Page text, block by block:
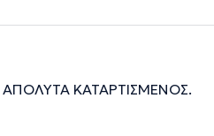
ΚΑΤΑΡΤΙΣΜΕΝΟΣ.